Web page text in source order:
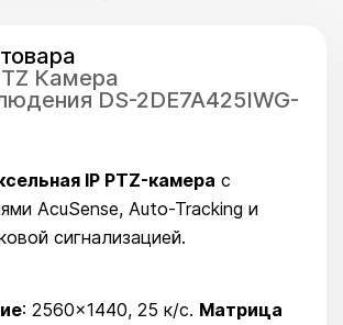
Камера
DS-2DE7A425IWG-
IP PTZ-камера с
AcuSense, Auto-Tracking и
сигнализацией.
: 2560×1440, 25 к/с. Матрица